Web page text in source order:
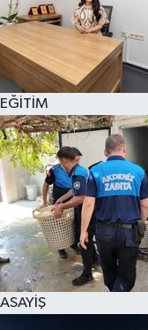
EĞİTİM
ASAYİŞ